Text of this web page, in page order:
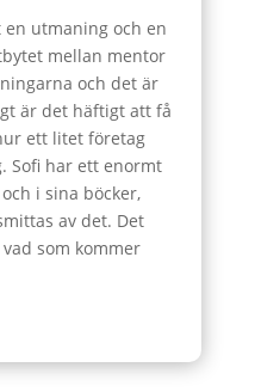
utmaning och en
mellan mentor
och det är
är det häftigt att få
ett litet företag
Sofi har ett enormt
i sina böcker,
av det. Det
som kommer